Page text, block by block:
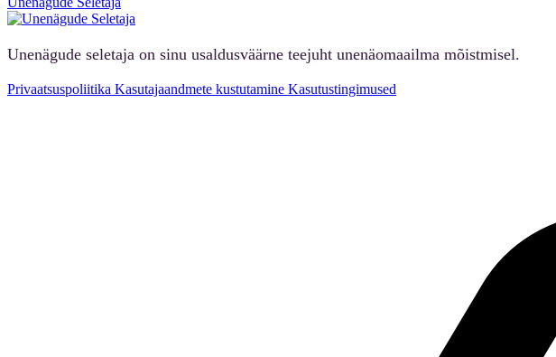
Unenägude seletaja on sinu usaldusväärne teejuht unenäomaailma mõistmisel.
Privaatsuspoliitika Kasutajaandmete kustutamine Kasutustingimused